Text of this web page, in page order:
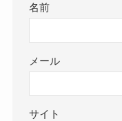
名前
メール
サイト